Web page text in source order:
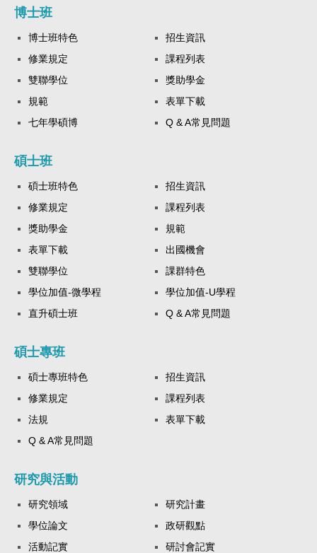
博士班
博士班特色
招生資訊
修業規定
課程列表
雙聯學位
獎助學金
規範
表單下載
七年學碩博
Q & A常見問題
碩士班
碩士班特色
招生資訊
修業規定
課程列表
獎助學金
規範
表單下載
出國機會
雙聯學位
課群特色
學位加值-微學程
學位加值-U學程
直升碩士班
Q & A常見問題
碩士專班
碩士專班特色
招生資訊
修業規定
課程列表
法規
表單下載
Q & A常見問題
研究與活動
研究領域
研究計畫
學位論文
政研觀點
活動記實
研討會記實